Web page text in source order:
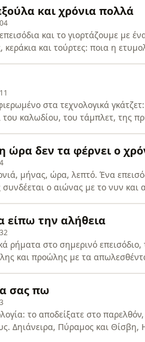
και χρόνια πολλά
και το γιορτάζουμε με
κεράκια και τούρτες: ποια η
for information a
στα τεχνολογικά
καλωδίου, του τάμπλετ, της
and use of personal da
ώρα δεν τα φέρνει ο
μήνας, ώρα, λεπτό. Ένα
ο αιώνας με το νυν και
See pcm.adswizz.c
είπω την αλήθεια
ρήματα στο σημερινό
και προώλης με τα
for informati
σας πω
το αποδείξατε στο
Δηιάνειρα, Πύραμος και Θίσβη,